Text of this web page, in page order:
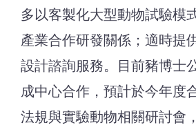
多以客製化大型動物試驗模
產業合作研發關係；適時提
設計諮詢服務。目前豬博士
成中心合作，預計於今年度
法規與實驗動物相關研討會